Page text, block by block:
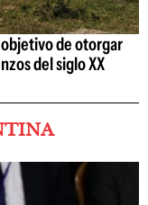
objetivo de otorgar
del siglo XX